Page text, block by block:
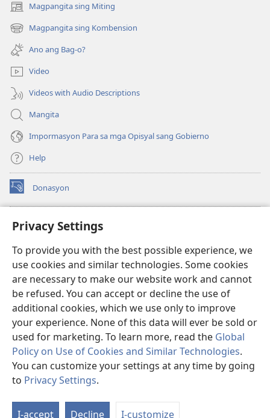
Privacy Settings
To provide you with the best possible experience, we
use cookies and similar technologies. Some cookies
are necessary to make our website work and cannot
be refused. You can accept or decline the use of
additional cookies, which we use only to improve
your experience. None of this data will ever be sold or
used for marketing. To learn more, read the Global
Policy on Use of Cookies and Similar Technologies.
You can customize your settings at any time by going
to Privacy Settings.
I-accept Decline I-customize
Magpangita sing Miting
(opens
new
window)
Magpangita sing Kombension
(opens
new
window)
Ano ang Bag-o?
Video
Videos with Audio Descriptions
Mangita
Impormasyon Para sa mga Opisyal sang Gobierno
Help
Donasyon
(opens
new
Watchtower ONLINE LIBRARY™
(opens
window)JW Hub
(opens
new
window)JW Library
Watchtower Library
Copyright© 2026 Watch Tower Bible and Tract Society of Pennsylvania.
MGA KASUGTANAN SA PAGGAMIT